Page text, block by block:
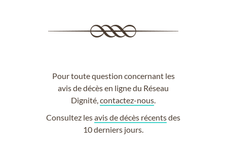
Pour toute question concernant les
avis de décès en ligne du Réseau
Dignité,contactez-nous
Consultez lesavis de décès récentsdes
10 derniers jours.